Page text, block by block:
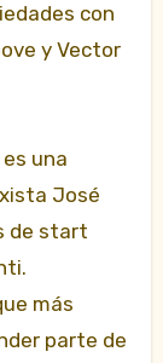
con
y Vector
es una
José
de start
más
parte de